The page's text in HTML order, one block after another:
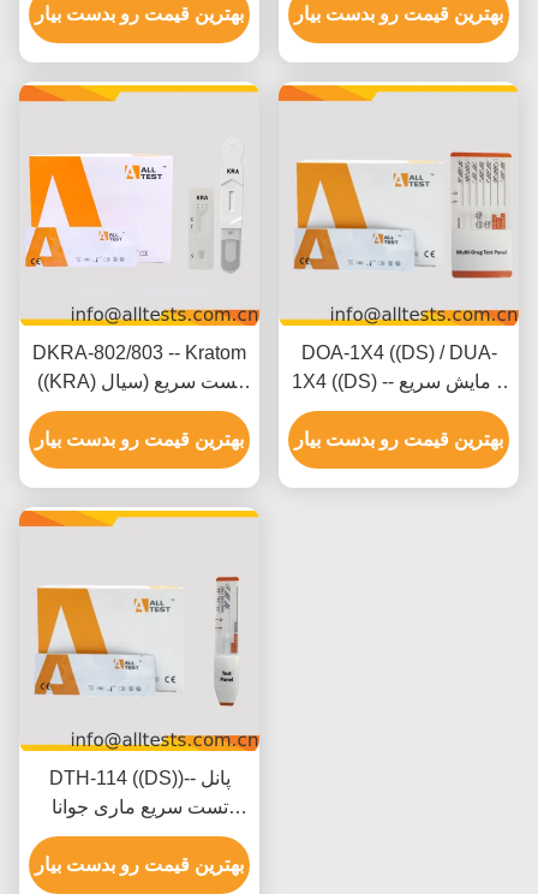
بهترین قیمت رو بدست بیار
بهترین قیمت رو بدست بیار
DKRA-802/803 -- Kratom
((KRA) تست سریع (سیال
بهترین قیمت رو بدست بیار
DOA-1X4 ((DS) / DUA-
1X4 ((DS) -- آزمایش سریع
چند دارویی 2-20 دارویی
(شریان)
بهترین قیمت رو بدست بیار
DTH-114 ((DS))-- پانل
تست سریع ماری جوانا
(THC) (پال) ((Urine))
بهترین قیمت رو بدست بیار